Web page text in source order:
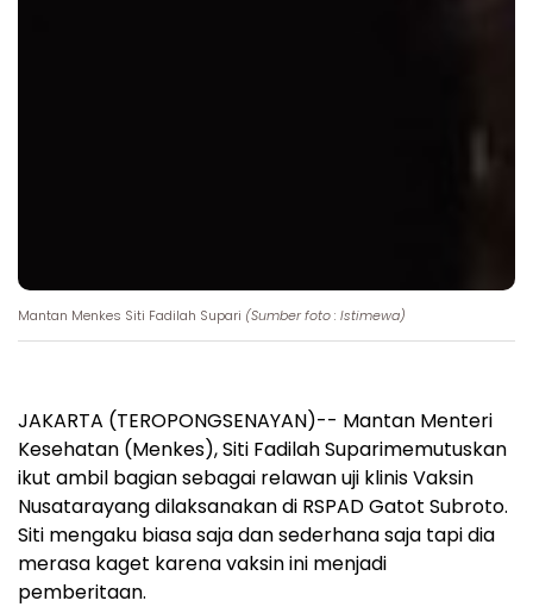
Mantan Menkes Siti Fadilah Supari (Sumber foto : Istimewa)
JAKARTA (TEROPONGSENAYAN)-- Mantan Menteri
Kesehatan (Menkes), Siti Fadilah Suparimemutuskan
ikut ambil bagian sebagai relawan uji klinis Vaksin
Nusatarayang dilaksanakan di RSPAD Gatot Subroto.
Siti mengaku biasa saja dan sederhana saja tapi dia
merasa kaget karena vaksin ini menjadi
pemberitaan.